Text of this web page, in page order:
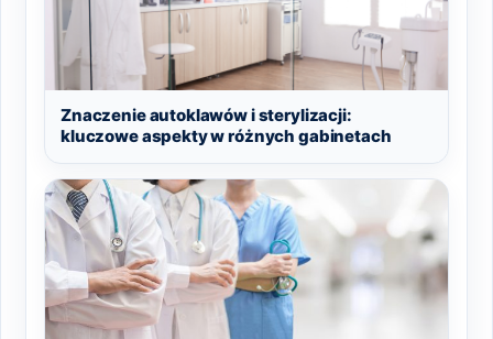
Znaczenie autoklawów i sterylizacji:
kluczowe aspekty w różnych gabinetach